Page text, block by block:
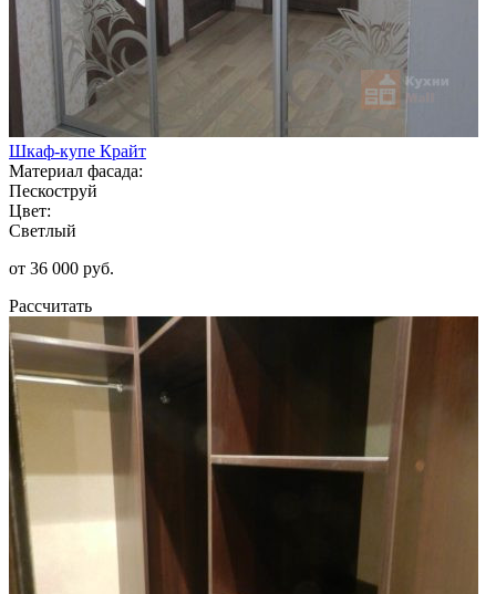
Шкаф-купе Крайт
Материал фасада:
Пескоструй
Цвет:
Светлый
от 36 000 руб.
Рассчитать